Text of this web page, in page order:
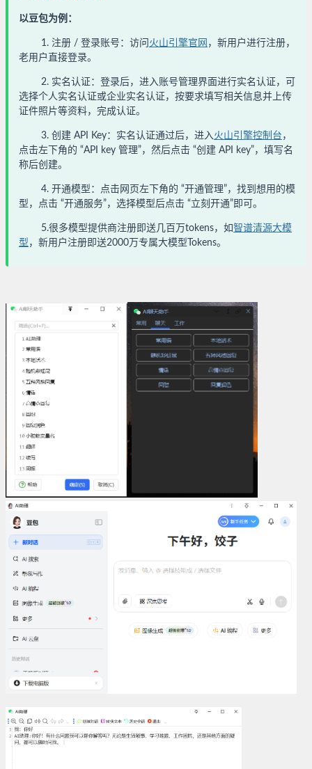
以豆包为例：
1. 注册 / 登录账号：访问 火山引擎官网 ，新用户进行注册，
老用户直接登录。
2. 实名认证：登录后，进入账号管理界面进行实名认证，可
选择个人实名认证或企业实名认证，按要求填写相关信息并上传
证件照片等资料，完成认证。
3. 创建 API Key：实名认证通过后，进入火山引擎控制台 ，
点击左下角的 “API key 管理”，然后点击 “创建 API key”，填写名
称后创建。
4. 开通模型：点击网页左下角的 “开通管理”，找到想用的模
型，点击 “开通服务”，选择模型后点击 “立刻开通”即可。
5.很多模型提供商注册即送几百万tokens，如智谱清源大模
型 ，新用户注册即送2000万专属大模型Tokens。